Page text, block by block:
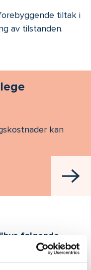
tiltak i
av tilstanden.
kan
følgende